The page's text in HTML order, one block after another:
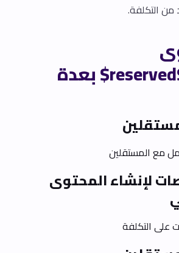
التكلفة.
تسويقي$reserved$ بعدة
مع المستقلين
لإنشاء المحتوى
على التكلفة